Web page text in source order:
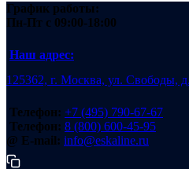
График работы:
Пн-Пт с 09:00-18:00
Наш адрес:
125362, г. Москва, ул. Свободы,
Телефон: +7 (495) 790-67-67
Телефон: 8 (800) 600-45-95
@ E-mail: info@eskaline.ru